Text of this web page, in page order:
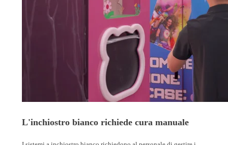
L'inchiostro bianco richiede cura manuale